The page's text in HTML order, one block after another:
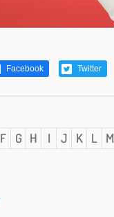
Facebook Twitter
F G H I J K L M